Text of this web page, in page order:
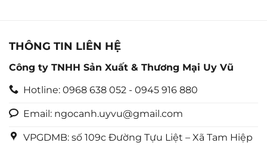
THÔNG TIN LIÊN HỆ
Công ty TNHH Sản Xuất & Thương Mại Uy Vũ
Hotline: 0968 638 052 - 0945 916 880
Email: ngocanh.uyvu@gmail.com
VPGDMB: số 109c Đường Tựu Liệt – Xã Tam Hiệp